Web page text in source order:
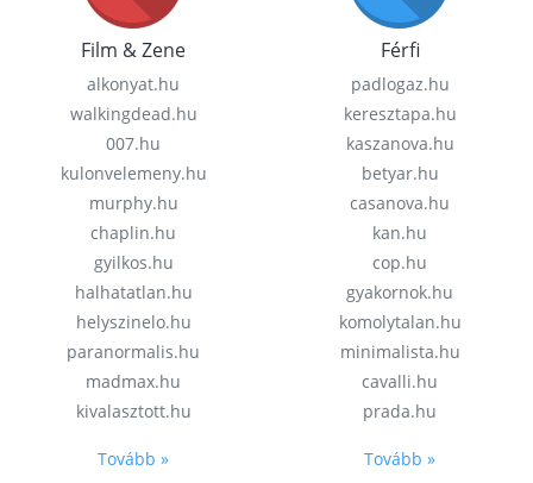
Film & Zene
alkonyat.hu
walkingdead.hu
007.hu
kulonvelemeny.hu
murphy.hu
chaplin.hu
gyilkos.hu
halhatatlan.hu
helyszinelo.hu
paranormalis.hu
madmax.hu
kivalasztott.hu
Tovább »
Férfi
padlogaz.hu
keresztapa.hu
kaszanova.hu
betyar.hu
casanova.hu
kan.hu
cop.hu
gyakornok.hu
komolytalan.hu
minimalista.hu
cavalli.hu
prada.hu
Tovább »